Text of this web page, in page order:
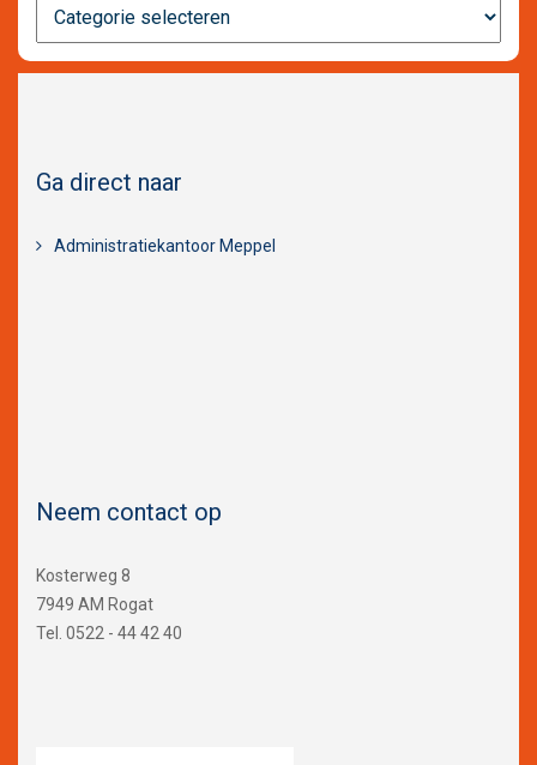
categorieën
Ga direct naar
Administratiekantoor Meppel
Neem contact op
Kosterweg 8
7949 AM Rogat
Tel. 0522 - 44 42 40